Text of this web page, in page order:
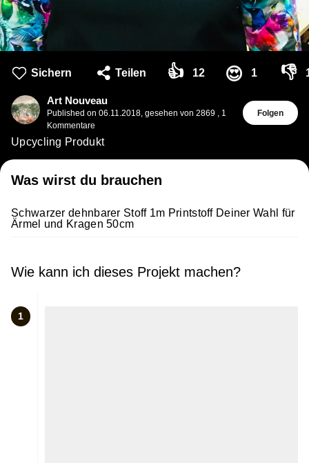
Sichern Teilen 👍 12 😍 1 👎
Art Nouveau
Published on 06.11.2018, gesehen von 2869 , 1
Kommentare
Folgen
Upcycling Produkt
Was wirst du brauchen
Schwarzer dehnbarer Stoff 1m Printstoff Deiner Wahl für
Ärmel und Kragen 50cm
Wie kann ich dieses Projekt machen?
1